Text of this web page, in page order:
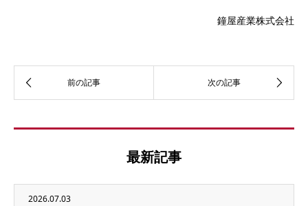
鐘屋産業株式会社
最新記事
2026.07.03